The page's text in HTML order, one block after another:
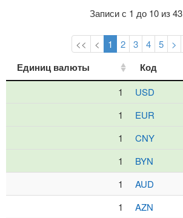
Записи с 1 до 10 из 43
<< < 1 2 3 4 5 >
Единиц валюты Код
1 USD
1
EUR
1
CNY
1
BYN
1
AUD
1
AZN
Единиц валюты Код